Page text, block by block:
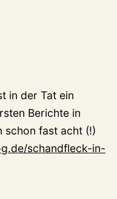
in der Tat ein
Berichte in
schon fast acht (!)
schandfleck-in-